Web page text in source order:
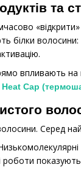
та
білки
впливають на
Heat Cap
Серед
роботи